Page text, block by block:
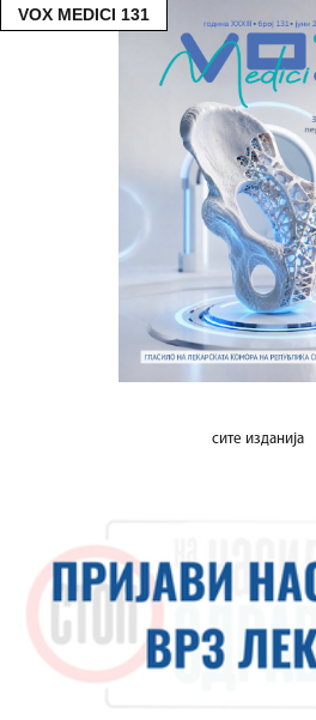
VOX MEDICI 131
сите изданија